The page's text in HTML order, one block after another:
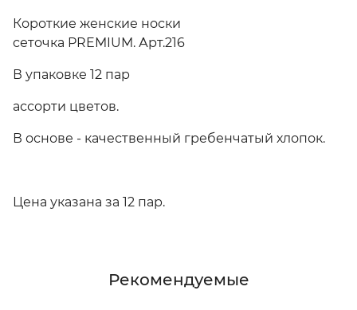
Короткие женские носки
сеточка PREMIUM. Арт.216
В упаковке 12 пар
ассорти цветов.
В основе - качественный гребенчатый хлопок.
Цена указана за 12 пар.
Рекомендуемые